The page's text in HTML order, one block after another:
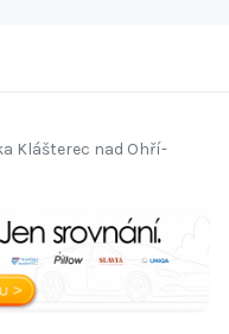
Klášterec nad Ohří-